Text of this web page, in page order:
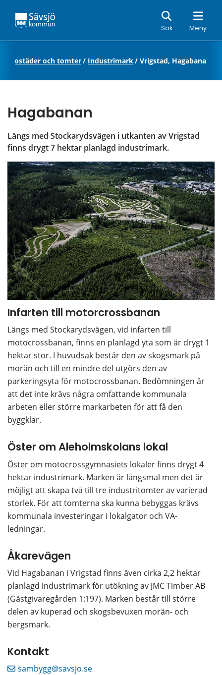
Sök Meny
Sök
bostäder och tomter/ Industrimark/ Vrigstad, Hagabanan
Hagabanan
Längs med Stockarydsvägen i utkanten av Vrigstad
finns drygt 7 hektar planlagd industrimark.
Infarten till motorcrossbanan
Längs med Stockarydsvägen, vid infarten till
motocrossbanan, finns en planlagd yta som är drygt 1
hektar stor. I huvudsak består den av skogsmark på
morän och till en mindre del utgörs den av
parkeringsyta för motocrossbanan. Bedömningen är
att det inte krävs några omfattande kommunala
arbeten eller större markarbeten för att få den
byggklar.
Öster om Aleholmskolans lokal
Öster om motocrossgymnasiets lokaler finns drygt 4
hektar industrimark. Marken är långsmal men det är
möjligt att skapa två till tre industritomter av varierad
storlek. För att tomterna ska kunna bebyggas krävs
kommunala investeringar i lokalgator och VA-
ledningar.
Åkarevägen
Vid Hagabanan i Vrigstad finns även cirka 2,2 hektar
planlagd industrimark för utökning av JMC Timber AB
(Gästgivaregården 1:197). Marken består till större
delen av kuperad och skogsbevuxen morän- och
bergsmark.
Kontakt
sambygg@savsjo.se